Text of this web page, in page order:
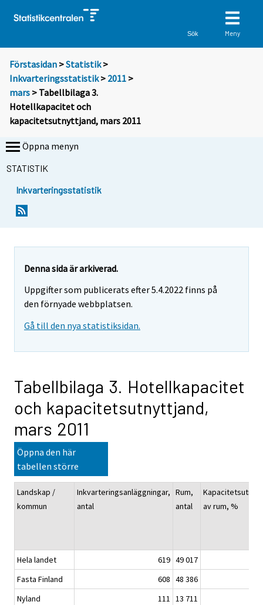
Sök Meny
Förstasidan >Statistik >
Inkvarteringsstatistik> 2011 >
mars > Tabellbilaga 3.
Hotellkapacitet och
kapacitetsutnyttjand, mars 2011
Öppna menyn
STATISTIK
Inkvarteringsstatistik
Denna sida är arkiverad.
Uppgifter som publicerats efter 5.4.2022 finns på
den förnyade webbplatsen.
Gå till den nya statistiksidan.
Tabellbilaga 3. Hotellkapacitet
och kapacitetsutnyttjand,
mars 2011
Öppna den här
tabellen större
Landskap /
kommun
Inkvarteringsanläggningar,
antal
Rum,
antal
av rum, %
Hela landet 619 49 017
Fasta Finland
608 48 386
Nyland
111 13 711